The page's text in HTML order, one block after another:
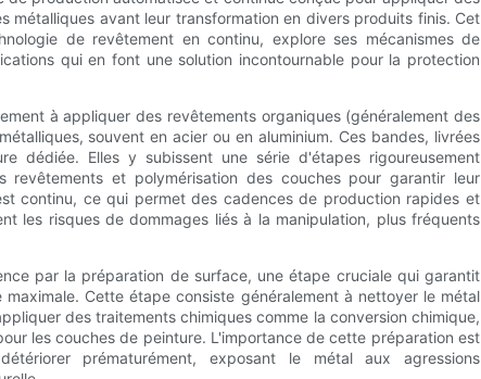
métalliques avant leur transformation en divers produits finis. Cet
de revêtement en continu, explore ses mécanismes de
qui en font une solution incontournable pour la protection
à appliquer des revêtements organiques (généralement des
souvent en acier ou en aluminium. Ces bandes, livrées
dédiée. Elles y subissent une série d'étapes rigoureusement
et polymérisation des couches pour garantir leur
continu, ce qui permet des cadences de production rapides et
les risques de dommages liés à la manipulation, plus fréquents
par la préparation de surface, une étape cruciale qui garantit
Cette étape consiste généralement à nettoyer le métal
des traitements chimiques comme la conversion chimique,
les couches de peinture. L'importance de cette préparation est
prématurément, exposant le métal aux agressions